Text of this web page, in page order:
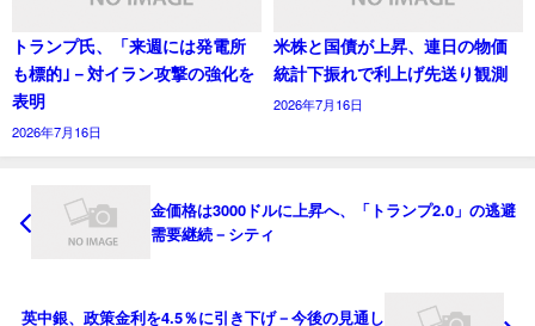
トランプ氏、「来週には発電所
も標的｣－対イラン攻撃の強化を
表明
2026年7月16日
米株と国債が上昇、連日の物価
統計下振れで利上げ先送り観測
2026年7月16日
金価格は3000ドルに上昇へ、「トランプ2.0」の逃避
需要継続－シティ
英中銀、政策金利を4.5％に引き下げ－今後の見通し